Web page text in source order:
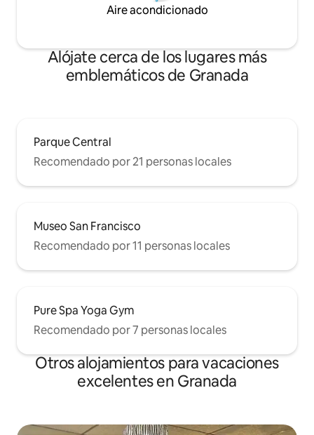
Aire acondicionado
Alójate cerca de los lugares más
emblemáticos de Granada
Parque Central
Recomendado por 21 personas locales
Museo San Francisco
Recomendado por 11 personas locales
Pure Spa Yoga Gym
Recomendado por 7 personas locales
Otros alojamientos para vacaciones
excelentes en Granada